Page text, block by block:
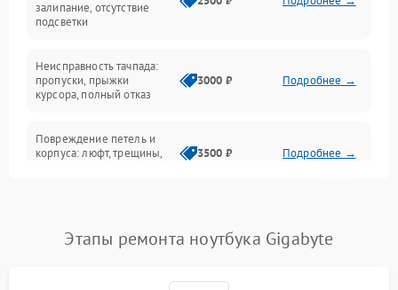
Батарея
Сеть и интернет
залипание, отсутствие
подсветки
Неисправность тачпада:
пропуски, прыжки
курсора, полный отказ
3000 ₽ Подробнее →
Повреждение петель и
корпуса: люфт, трещины,
3500 ₽ Подробнее →
невозможность зарядки,
2500 ₽ Подробнее →
Этапы ремонта ноутбука Gigabyte